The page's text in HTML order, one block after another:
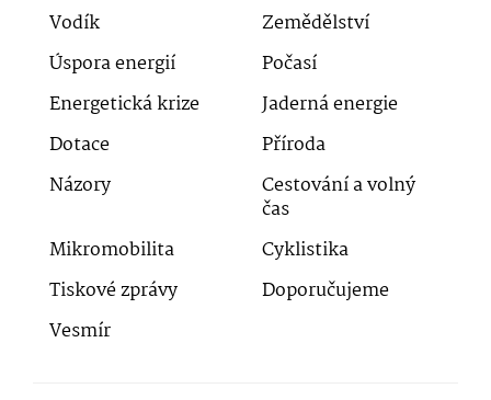
Vodík
Zemědělství
Úspora energií
Počasí
Energetická krize
Jaderná energie
Dotace
Příroda
Názory
Cestování a volný
čas
Mikromobilita
Cyklistika
Tiskové zprávy
Doporučujeme
Vesmír